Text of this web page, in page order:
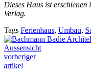
Dieses Haus ist erschienen
Verlag.
Tags Ferienhaus, Umbau,
vorheriger
artikel